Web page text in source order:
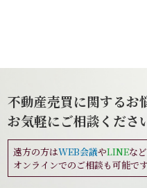
不動産売買に関するお
お気軽にご相談くださ
遠方の方はWEB会議やLINEなど
オンラインでのご相談も可能で